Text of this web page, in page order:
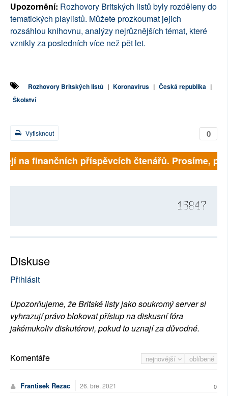
Upozornění: Rozhovory Britských listů byly rozděleny do
tematických playlistů. Můžete prozkoumat jejich
rozsáhlou knihovnu, analýzy nejrůznějších témat, které
vznikly za posledních více než pět let.
Rozhovory Britských listů | Koronavirus | Česká republika |
Školství
0
Vytisknout
na finančních příspěvcích čtenářů. Prosíme,
15847
Diskuse
Přihlásit
Upozorňujeme, že Britské listy jako soukromý server si
vyhrazují právo blokovat přístup na diskusní fóra
jakémukoliv diskutérovi, pokud to uznají za důvodné.
nejnovější oblíbené
Komentáře
Frantisek Rezac 26. bře. 2021 0